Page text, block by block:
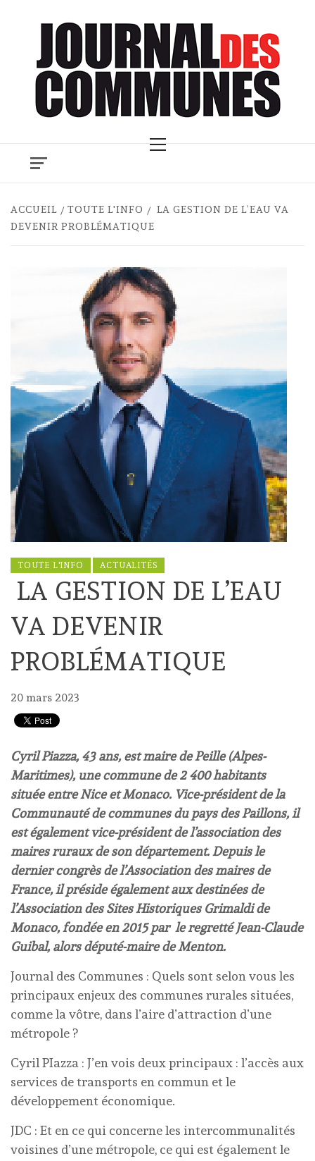
Menu
ACCUEIL TOUTE L'INFO
LA GESTION DE L’EAU VA
DEVENIR PROBLÉMATIQUE
TOUTE L'INFO ACTUALITÉS
LA GESTION DE L’EAU
VA DEVENIR
PROBLÉMATIQUE
20 mars 2023
Cyril Piazza, 43 ans, est maire de Peille (Alpes-
Maritimes), une commune de 2 400 habitants
située entre Nice et Monaco. Vice-président de la
Communauté de communes du pays des Paillons, il
est également vice-président de l’association des
maires ruraux de son département. Depuis le
dernier congrès de l’Association des maires de
France, il préside également aux destinées de
l’Association des Sites Historiques Grimaldi de
Monaco, fondée en 2015 par le regretté Jean-Claude
Guibal, alors député-maire de Menton.
Journal des Communes : Quels sont selon vous les
principaux enjeux des communes rurales situées,
comme la vôtre, dans l’aire d’attraction d’une
métropole ?
Cyril PIazza : J’en vois deux principaux : l’accès aux
services de transports en commun et le
développement économique.
JDC : Et en ce qui concerne les intercommunalités
voisines d’une métropole, ce qui est également le